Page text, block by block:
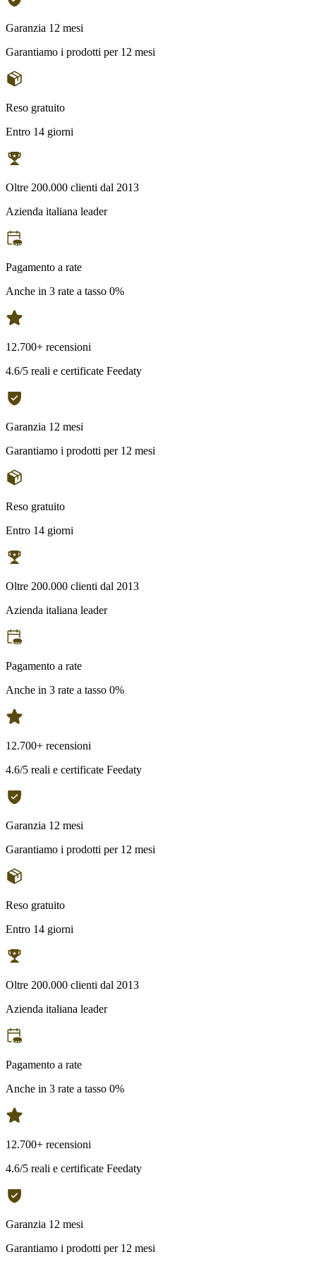
Garanzia 12 mesi
Garantiamo i prodotti per 12 mesi
Reso gratuito
Entro 14 giorni
Oltre 200.000 clienti dal 2013
Azienda italiana leader
Pagamento a rate
Anche in 3 rate a tasso 0%
12.700+ recensioni
4.6/5 reali e certificate Feedaty
Garanzia 12 mesi
Garantiamo i prodotti per 12 mesi
Reso gratuito
Entro 14 giorni
Oltre 200.000 clienti dal 2013
Azienda italiana leader
Pagamento a rate
Anche in 3 rate a tasso 0%
12.700+ recensioni
4.6/5 reali e certificate Feedaty
Garanzia 12 mesi
Garantiamo i prodotti per 12 mesi
Reso gratuito
Entro 14 giorni
Oltre 200.000 clienti dal 2013
Azienda italiana leader
Pagamento a rate
Anche in 3 rate a tasso 0%
12.700+ recensioni
4.6/5 reali e certificate Feedaty
Garanzia 12 mesi
Garantiamo i prodotti per 12 mesi